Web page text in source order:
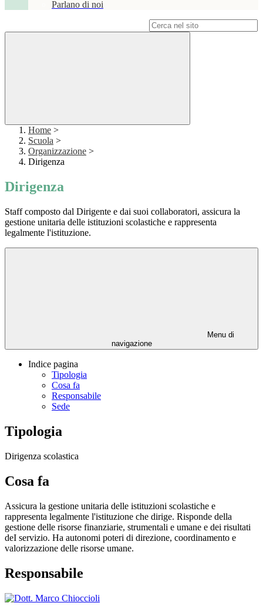
Parlano di noi
Home >
Scuola >
Organizzazione >
Dirigenza
Dirigenza
Staff composto dal Dirigente e dai suoi collaboratori, assicura la
gestione unitaria delle istituzioni scolastiche e rappresenta
legalmente l'istituzione.
Menu di
navigazione
Indice pagina
Tipologia
Cosa fa
Responsabile
Sede
Tipologia
Dirigenza scolastica
Cosa fa
Assicura la gestione unitaria delle istituzioni scolastiche e
rappresenta legalmente l'istituzione che dirige. Risponde della
gestione delle risorse finanziarie, strumentali e umane e dei risultati
deI servizio. Ha autonomi poteri di direzione, coordinamento e
valorizzazione delle risorse umane.
Responsabile